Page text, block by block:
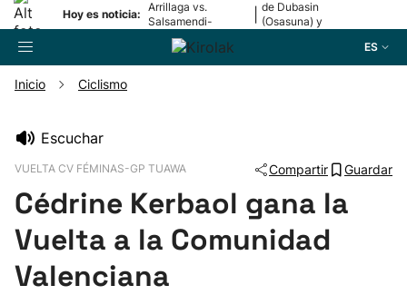
Hoy es noticia:
Arrillaga vs.
Salsamendi-
Bergara y Erasun
vs. Gaminde
de Dubasin
(Osasuna) y
ES
Pelota
Remo
Inicio Ciclismo
Escuchar
VUELTA CV FÉMINAS-GP TUAWA Compartir Guardar
Cédrine Kerbaol gana la
Vuelta a la Comunidad
Valenciana